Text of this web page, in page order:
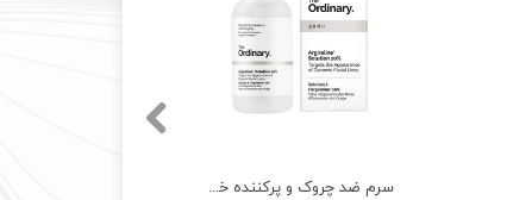
سرم ضد‌ چروک و پرکننده خطوط ارژیرلین 10% اوردینری اصل کانادا